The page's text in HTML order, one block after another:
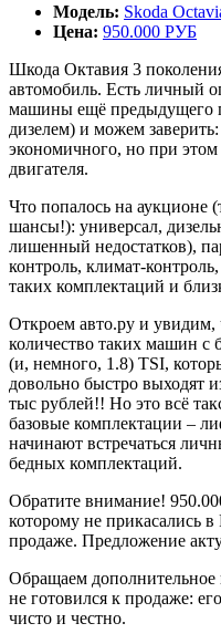
Модель: Skoda
Цена: 950.000 РУБ
Шкода Октавия 3
автомобиль. Есть личный
машины ещё предыдущего
дизелем) и можем
экономичного, но при
двигателя.
Что попалось на аукционе
шансы!): универсал,
лишенный недостатков),
контроль, климат-
таких комплектаций и
Откроем авто.ру и увидим,
количество таких машин с
(и, немного, 1.8) TSI,
довольно быстро выходят
тыс рублей!! Но это всё
базовые комплектации –
начинают встречаться
бедных комплектаций.
Обратите внимание!
которому не прикасались
продаже. Предложение
Обращаем дополнительное
не готовился к продаже:
чисто и честно.